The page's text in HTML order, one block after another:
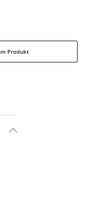
Produkt